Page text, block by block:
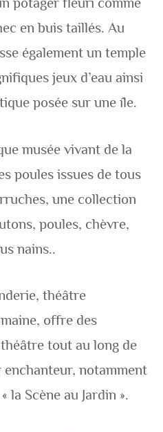
en buis taillés. Au
également un temple
jeux d’eau ainsi
posée sur une île.
musée vivant de la
poules issues de tous
une collection
poules, chèvre,
nains..
théâtre
offre des
tout au long de
enchanteur, notamment
la Scène au Jardin ».